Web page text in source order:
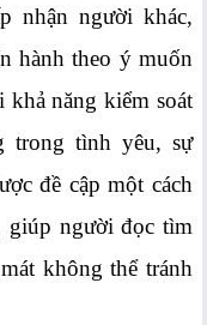
nhận người khác,
hành theo ý muốn
khả năng kiểm soát
trong tình yêu, sự
đề cập một cách
giúp người đọc tìm
không thể tránh